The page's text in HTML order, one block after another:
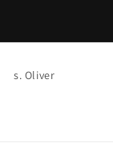
s. Oliver